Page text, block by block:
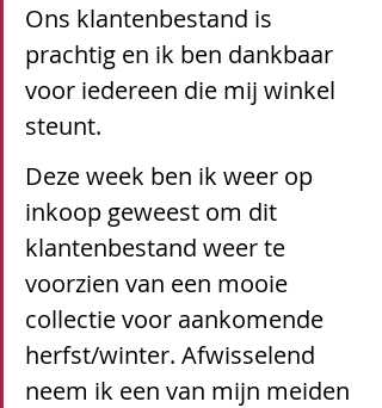
Ons klantenbestand is
prachtig en ik ben dankbaar
voor iedereen die mij winkel
steunt.
Deze week ben ik weer op
inkoop geweest om dit
klantenbestand weer te
voorzien van een mooie
collectie voor aankomende
herfst/winter. Afwisselend
neem ik een van mijn meiden